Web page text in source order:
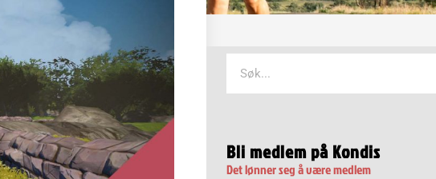
Søk
Bli medlem på Kondis
Det lønner seg å være medlem